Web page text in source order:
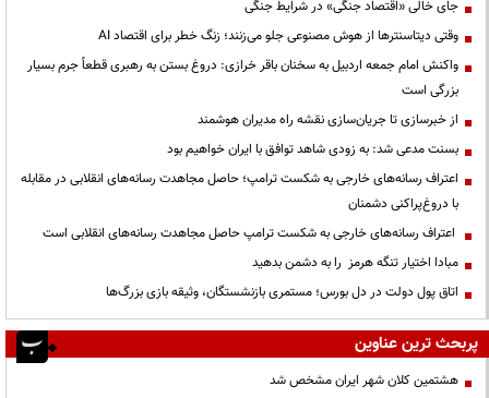
جای خالی «اقتصاد جنگی» در شرایط جنگی
وقتی دیتاسنترها از هوش مصنوعی جلو می‌زنند؛ زنگ خطر برای اقتصاد AI
واکنش امام جمعه اردبیل به سخنان باقر خرازی: دروغ بستن به رهبری قطعاً جرم بسیار
بزرگی است
از خبرسازی تا جریان‌سازی نقشه راه مدیران هوشمند
بسنت مدعی شد: به زودی شاهد توافق با ایران خواهیم بود
اعتراف رسانه‌های خارجی به شکست ترامپ؛ حاصل مجاهدت رسانه‌های انقلابی در مقابله
با دروغ‌پراکنی دشمنان
اعتراف رسانه‌های خارجی به شکست ترامپ حاصل مجاهدت رسانه‌های انقلابی است
مبادا اختیار تنگه هرمز را به دشمن بدهید
اتاق پول دولت در دل بورس؛ مستمری بازنشستگان، وثیقه بازی بزرگ‌ها
پربحث ترین عناوین
هشتمین کلان شهر ایران مشخص شد